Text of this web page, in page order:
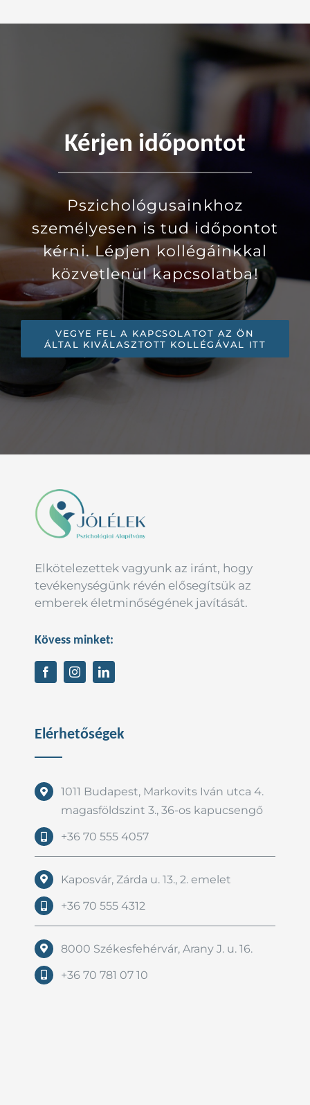
Kérjen időpontot
Pszichológusainkhoz
személyesen is tud időpontot
kérni. Lépjen kollégáinkkal
közvetlenül kapcsolatba!
VEGYE FEL A KAPCSOLATOT AZ ÖN
ÁLTAL KIVÁLASZTOTT KOLLÉGÁVAL ITT
Elkötelezettek vagyunk az iránt, hogy
tevékenységünk révén elősegítsük az
emberek életminőségének javítását.
Kövess minket:
Elérhetőségek
1011 Budapest, Markovits Iván utca 4.
magasföldszint 3., 36-os kapucsengő
+36 70 555 4057
Kaposvár, Zárda u. 13., 2. emelet
+36 70 555 4312
8000 Székesfehérvár, Arany J. u. 16.
+36 70 781 07 10